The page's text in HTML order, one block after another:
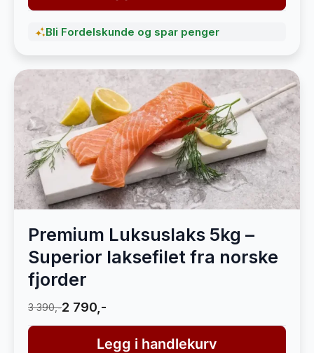
Bli Fordelskunde og spar penger
Premium Luksuslaks 5kg –
Superior laksefilet fra norske
fjorder
3 390,-2 790,-
Legg i handlekurv